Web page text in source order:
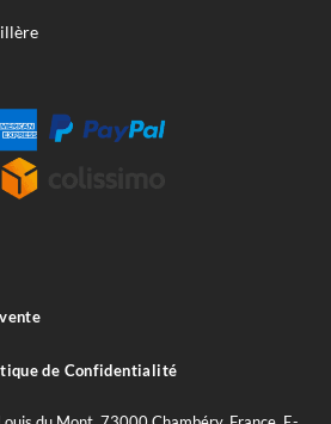
de Confidentialité